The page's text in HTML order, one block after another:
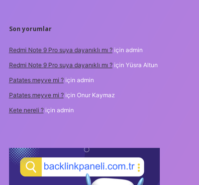
Son yorumlar
Redmi Note 9 Pro suya dayanıklı mı ?için admin
Redmi Note 9 Pro suya dayanıklı mı ?için Yüsra Altun
Patates meyve mi ?için admin
Patates meyve mi ?için Onur Kaymaz
Kete nereli ?için admin